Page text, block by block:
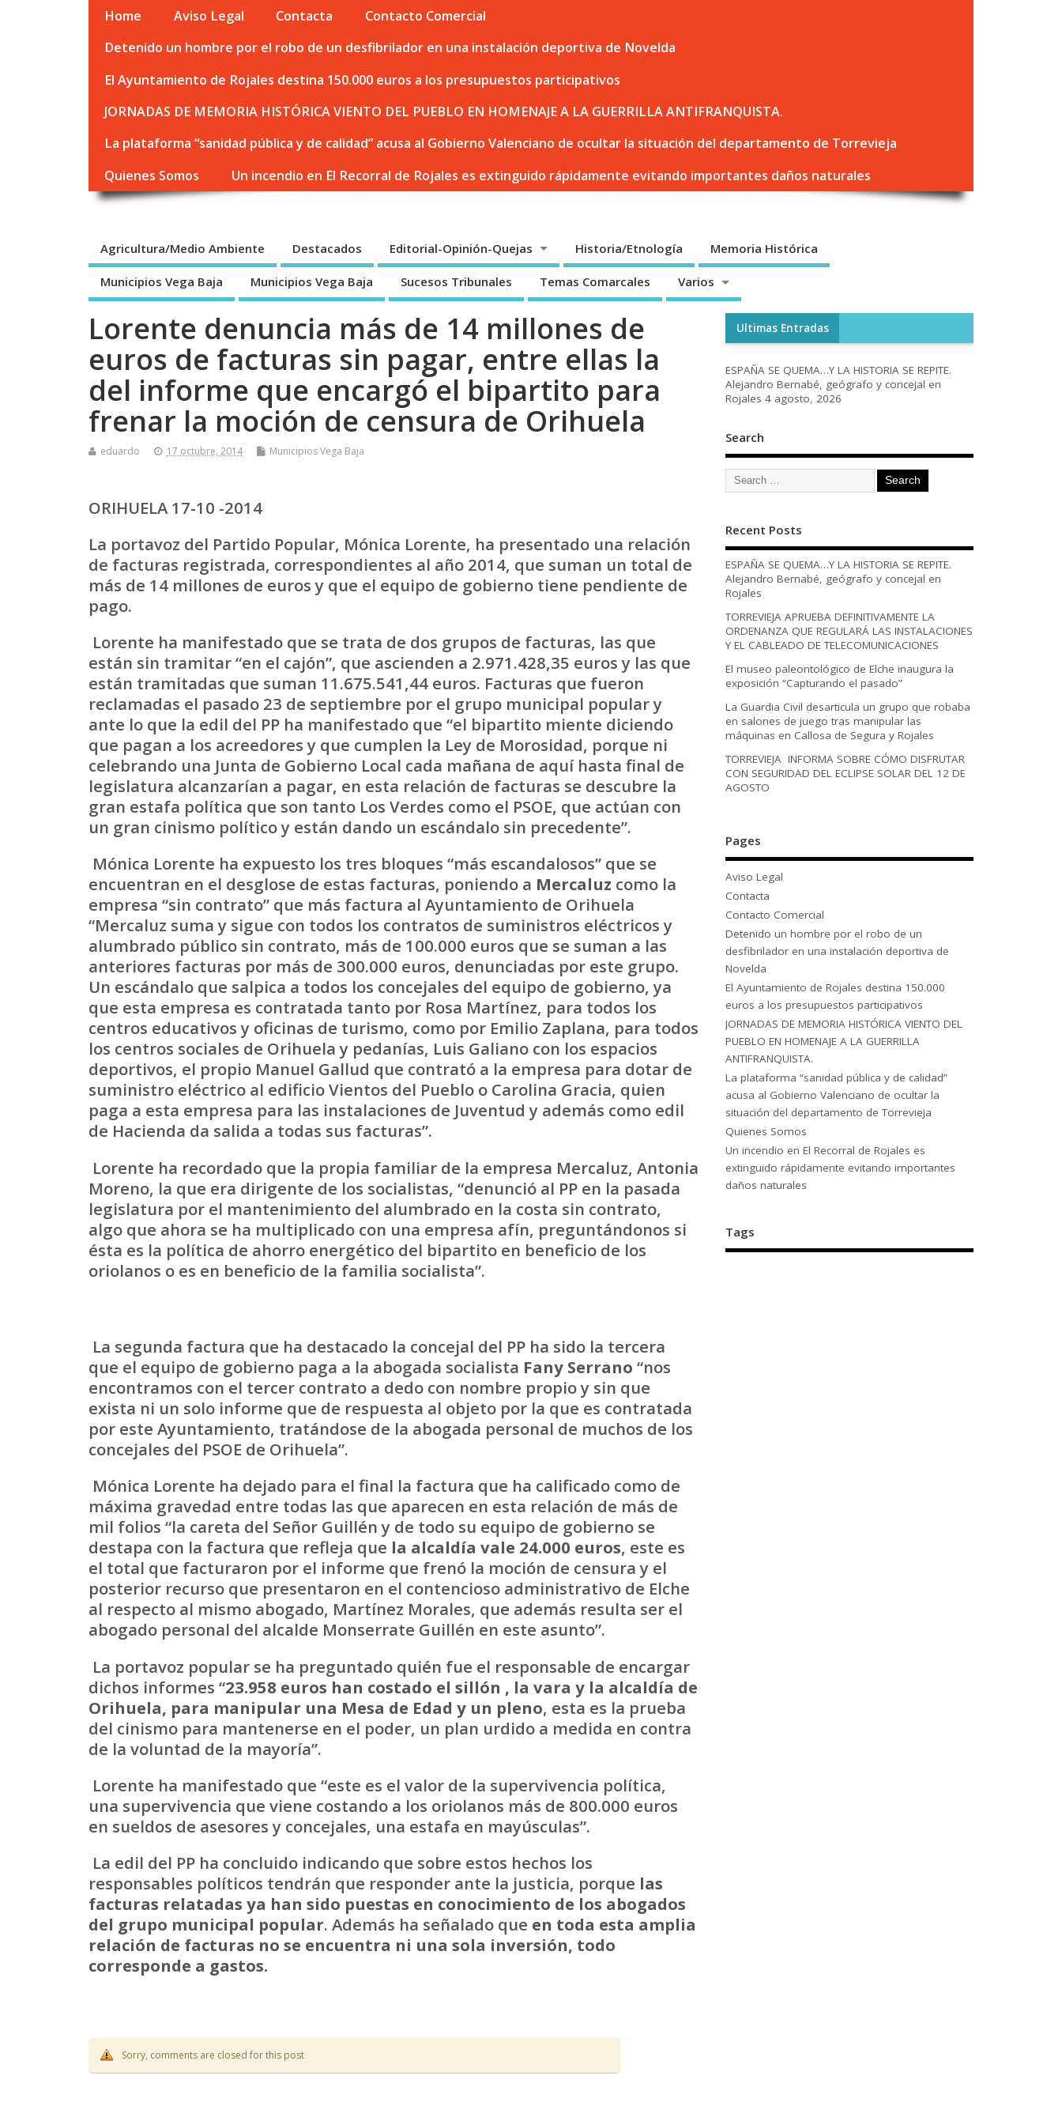
Home Aviso Legal Contacta
Contacto Comercial
Detenido un hombre por el robo de un desfibrilador en una instalación deportiva de Novelda
El Ayuntamiento de Rojales destina 150.000 euros a los presupuestos participativos
JORNADAS DE MEMORIA HISTÓRICA VIENTO DEL PUEBLO EN HOMENAJE A LA GUERRILLA ANTIFRANQUISTA.
La plataforma “sanidad pública y de calidad” acusa al Gobierno Valenciano de ocultar la situación del departamento de Torrevieja
Quienes Somos
Un incendio en El Recorral de Rojales es extinguido rápidamente evitando importantes daños naturales
Agricultura/Medio Ambiente Destacados Editorial-Opinión-Quejas Historia/Etnología Memoria Histórica
Municipios Vega Baja Municipios Vega Baja Sucesos Tribunales Temas Comarcales Varios
Lorente denuncia más de 14 millones de
euros de facturas sin pagar, entre ellas la
del informe que encargó el bipartito para
frenar la moción de censura de Orihuela
eduardo 17 octubre, 2014 Municipios Vega Baja
ORIHUELA 17-10 -2014
La portavoz del Partido Popular, Mónica Lorente, ha presentado una relación
de facturas registrada, correspondientes al año 2014, que suman un total de
más de 14 millones de euros y que el equipo de gobierno tiene pendiente de
pago.
Lorente ha manifestado que se trata de dos grupos de facturas, las que
están sin tramitar “en el cajón”, que ascienden a 2.971.428,35 euros y las que
están tramitadas que suman 11.675.541,44 euros. Facturas que fueron
reclamadas el pasado 23 de septiembre por el grupo municipal popular y
ante lo que la edil del PP ha manifestado que “el bipartito miente diciendo
que pagan a los acreedores y que cumplen la Ley de Morosidad, porque ni
celebrando una Junta de Gobierno Local cada mañana de aquí hasta final de
legislatura alcanzarían a pagar, en esta relación de facturas se descubre la
gran estafa política que son tanto Los Verdes como el PSOE, que actúan con
un gran cinismo político y están dando un escándalo sin precedente”.
Mónica Lorente ha expuesto los tres bloques “más escandalosos” que se
encuentran en el desglose de estas facturas, poniendo a Mercaluz como la
empresa “sin contrato” que más factura al Ayuntamiento de Orihuela
“Mercaluz suma y sigue con todos los contratos de suministros eléctricos y
alumbrado público sin contrato, más de 100.000 euros que se suman a las
anteriores facturas por más de 300.000 euros, denunciadas por este grupo.
Un escándalo que salpica a todos los concejales del equipo de gobierno, ya
que esta empresa es contratada tanto por Rosa Martínez, para todos los
centros educativos y oficinas de turismo, como por Emilio Zaplana, para todos
los centros sociales de Orihuela y pedanías, Luis Galiano con los espacios
deportivos, el propio Manuel Gallud que contrató a la empresa para dotar de
suministro eléctrico al edificio Vientos del Pueblo o Carolina Gracia, quien
paga a esta empresa para las instalaciones de Juventud y además como edil
de Hacienda da salida a todas sus facturas”.
Lorente ha recordado que la propia familiar de la empresa Mercaluz, Antonia
Moreno, la que era dirigente de los socialistas, “denunció al PP en la pasada
legislatura por el mantenimiento del alumbrado en la costa sin contrato,
algo que ahora se ha multiplicado con una empresa afín, preguntándonos si
ésta es la política de ahorro energético del bipartito en beneficio de los
oriolanos o es en beneficio de la familia socialista”.
La segunda factura que ha destacado la concejal del PP ha sido la tercera
que el equipo de gobierno paga a la abogada socialista Fany Serrano “nos
encontramos con el tercer contrato a dedo con nombre propio y sin que
exista ni un solo informe que de respuesta al objeto por la que es contratada
por este Ayuntamiento, tratándose de la abogada personal de muchos de los
concejales del PSOE de Orihuela”.
Mónica Lorente ha dejado para el final la factura que ha calificado como de
máxima gravedad entre todas las que aparecen en esta relación de más de
mil folios “la careta del Señor Guillén y de todo su equipo de gobierno se
destapa con la factura que refleja que la alcaldía vale 24.000 euros, este es
el total que facturaron por el informe que frenó la moción de censura y el
posterior recurso que presentaron en el contencioso administrativo de Elche
al respecto al mismo abogado, Martínez Morales, que además resulta ser el
abogado personal del alcalde Monserrate Guillén en este asunto”.
La portavoz popular se ha preguntado quién fue el responsable de encargar
dichos informes “23.958 euros han costado el sillón , la vara y la alcaldía de
Orihuela, para manipular una Mesa de Edad y un pleno, esta es la prueba
del cinismo para mantenerse en el poder, un plan urdido a medida en contra
de la voluntad de la mayoría”.
Lorente ha manifestado que “este es el valor de la supervivencia política,
una supervivencia que viene costando a los oriolanos más de 800.000 euros
en sueldos de asesores y concejales, una estafa en mayúsculas”.
La edil del PP ha concluido indicando que sobre estos hechos los
responsables políticos tendrán que responder ante la justicia, porque las
facturas relatadas ya han sido puestas en conocimiento de los abogados
del grupo municipal popular. Además ha señalado que en toda esta amplia
relación de facturas no se encuentra ni una sola inversión, todo
corresponde a gastos.
Sorry, comments are closed for this post
Ultimas Entradas
ESPAÑA SE QUEMA…Y LA HISTORIA SE REPITE.
Alejandro Bernabé, geógrafo y concejal en
Rojales 4 agosto, 2026
Search
Recent Posts
ESPAÑA SE QUEMA…Y LA HISTORIA SE REPITE.
Alejandro Bernabé, geógrafo y concejal en
Rojales
TORREVIEJA APRUEBA DEFINITIVAMENTE LA
ORDENANZA QUE REGULARÁ LAS INSTALACIONES
Y EL CABLEADO DE TELECOMUNICACIONES
El museo paleontológico de Elche inaugura la
exposición “Capturando el pasado”
La Guardia Civil desarticula un grupo que robaba
en salones de juego tras manipular las
máquinas en Callosa de Segura y Rojales
TORREVIEJA INFORMA SOBRE CÓMO DISFRUTAR
CON SEGURIDAD DEL ECLIPSE SOLAR DEL 12 DE
AGOSTO
Pages
Aviso Legal
Contacta
Contacto Comercial
Detenido un hombre por el robo de un
desfibrilador en una instalación deportiva de
Novelda
El Ayuntamiento de Rojales destina 150.000
euros a los presupuestos participativos
JORNADAS DE MEMORIA HISTÓRICA VIENTO DEL
PUEBLO EN HOMENAJE A LA GUERRILLA
ANTIFRANQUISTA.
La plataforma “sanidad pública y de calidad”
acusa al Gobierno Valenciano de ocultar la
situación del departamento de Torrevieja
Quienes Somos
Un incendio en El Recorral de Rojales es
extinguido rápidamente evitando importantes
daños naturales
Tags